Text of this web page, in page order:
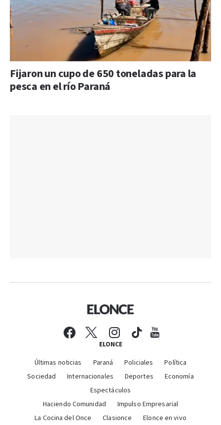
Fijaron un cupo de 650 toneladas para la
pesca en el río Paraná
ELONCE
Últimas noticias Paraná Policiales
Política
Sociedad
Internacionales Deportes
Economía
Espectáculos
Haciendo Comunidad
Impulso Empresarial
La Cocina del Once
Clasionce Elonce en vivo